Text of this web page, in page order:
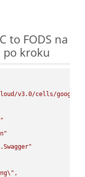
to FODS na
po kroku
v3.0/cells/
\" ,